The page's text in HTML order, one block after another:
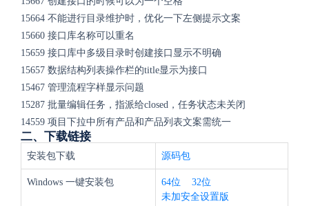
15664 不能进行目录维护时，优化一下左侧提示文案
15660 接口库名称可以重名
15659 接口库中多级目录时创建接口显示不明确
15657 数据结构列表操作栏的title显示为接口
15467 管理流程字样显示问题
15287 批量编辑任务，指派给closed，任务状态未关闭
14559 项目下拉中所有产品和产品列表文案需统一
二、下载链接
安装包下载 源码包
Windows 一键安装包 64位
32位
未加安全设置版